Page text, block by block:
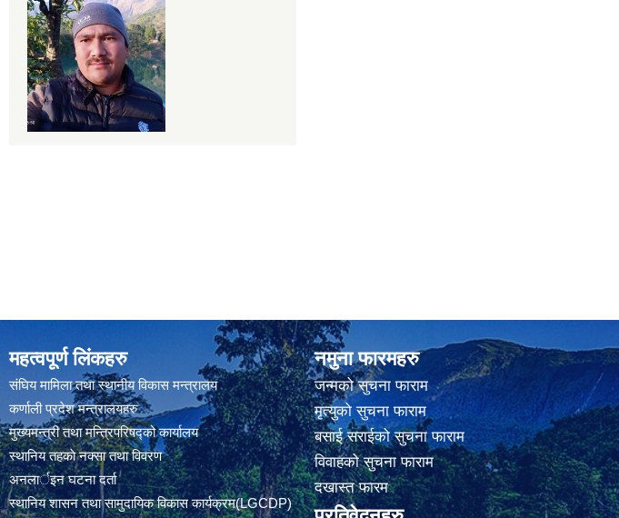
महत्वपूर्ण लिंकहरु
संघिय मामिला तथा स्थानीय विकास मन्त्रालय
कर्णाली प्रदेश मन्त्रालयहरु
मुख्यमन्त्री तथा मन्त्रिपरिषद्को कार्यालय
स्थानिय तहकाे नक्सा तथा विवरण
अनलार्इन घटना दर्ता
स्थानिय शासन तथा सामुदायिक विकास कार्यक्रम(LGCDP)
नमुना फारमहरु
जन्मको सुचना फाराम
मृत्युको सुचना फाराम
बसाई सराईको सुचना फाराम
विवाहको सुचना फाराम
दखास्त फारम